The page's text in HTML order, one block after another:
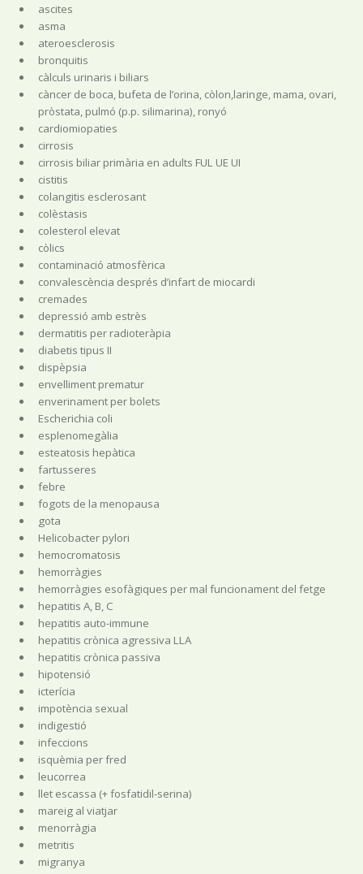
ascites
asma
ateroesclerosis
bronquitis
càlculs urinaris i biliars
càncer de boca, bufeta de l’orina, còlon,laringe, mama, ovari,
pròstata, pulmó (p.p. silimarina), ronyó
cardiomiopaties
cirrosis
cirrosis biliar primària en adults FUL UE UI
cistitis
colangitis esclerosant
colèstasis
colesterol elevat
còlics
contaminació atmosfèrica
convalescència després d’infart de miocardi
cremades
depressió amb estrès
dermatitis per radioteràpia
diabetis tipus II
dispèpsia
envelliment prematur
enverinament per bolets
Escherichia coli
esplenomegàlia
esteatosis hepàtica
fartusseres
febre
fogots de la menopausa
gota
Helicobacter pylori
hemocromatosis
hemorràgies
hemorràgies esofàgiques per mal funcionament del fetge
hepatitis A, B, C
hepatitis auto-immune
hepatitis crònica agressiva LLA
hepatitis crònica passiva
hipotensió
icterícia
impotència sexual
indigestió
infeccions
isquèmia per fred
leucorrea
llet escassa (+ fosfatidil-serina)
mareig al viatjar
menorràgia
metritis
migranya